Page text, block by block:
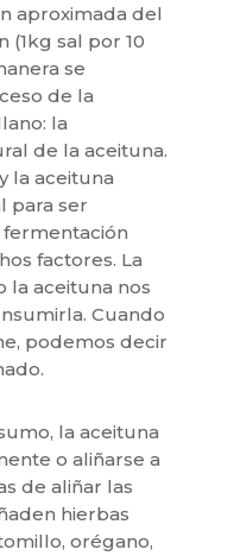
aproximada del
(1kg sal por 10
se
de la
la
de la aceituna.
la aceituna
para ser
factores. La
la aceituna nos
Cuando
podemos decir
la aceituna
o aliñarse a
de aliñar las
hierbas
orégano,